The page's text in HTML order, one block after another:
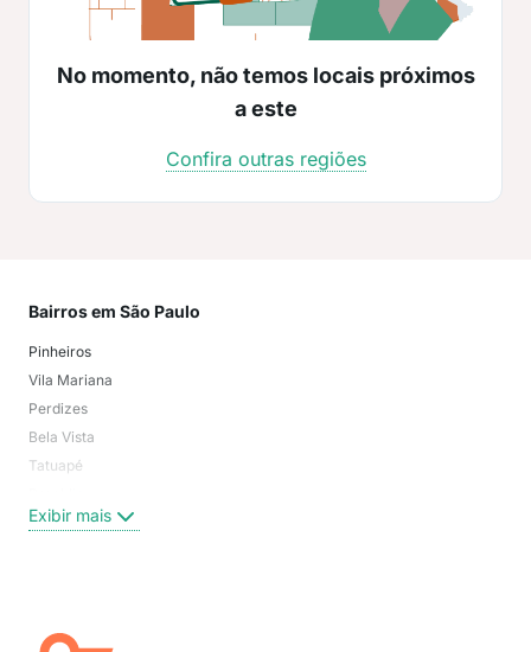
No momento, não temos locais próximos
a este
Confira outras regiões
Bairros em São Paulo
Pinheiros
Vila Mariana
Perdizes
Bela Vista
Tatuapé
Centro
Campo Belo
Exibir mais